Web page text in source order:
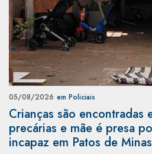
05/08/2026 em Policiais
Crianças são encontradas
precárias e mãe é presa
incapaz em Patos de Minas